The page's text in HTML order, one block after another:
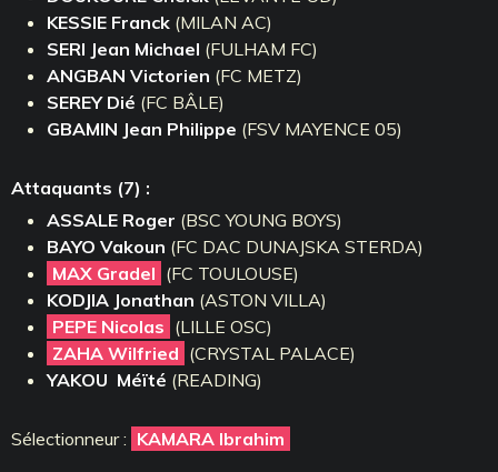
KESSIE Franck (MILAN AC)
SERI Jean Michael (FULHAM FC)
ANGBAN Victorien (FC METZ)
SEREY Dié (FC BÂLE)
GBAMIN Jean Philippe (FSV MAYENCE 05)
Attaquants (7) :
ASSALE Roger (BSC YOUNG BOYS)
BAYO Vakoun (FC DAC DUNAJSKA STERDA)
MAX Gradel (FC TOULOUSE)
KODJIA Jonathan (ASTON VILLA)
PEPE Nicolas (LILLE OSC)
ZAHA Wilfried (CRYSTAL PALACE)
YAKOU Méïté (READING)
Sélectionneur : KAMARA Ibrahim